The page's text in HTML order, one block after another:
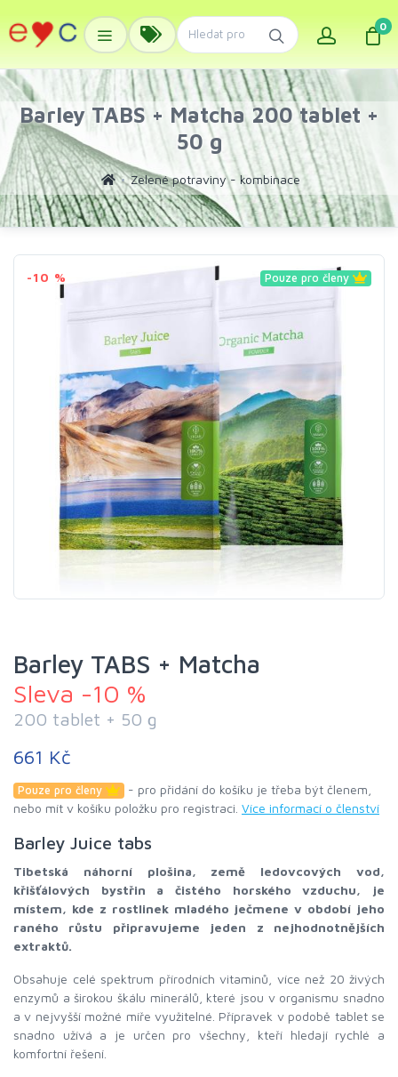
0
Barley TABS + Matcha 200 tablet +
50 g
Zelené potraviny - kombinace
-10 % Pouze pro členy
Barley TABS + Matcha
Sleva -10 %
200 tablet + 50 g
661 Kč
Pouze pro členy
- pro přidání do košíku je třeba být členem,
nebo mít v košíku položku pro registraci. Více informací o členství
Barley Juice tabs
Tibetská náhorní plošina, země ledovcových vod,
křišťálových bystřin a čistého horského vzduchu, je
místem, kde z rostlinek mladého ječmene v období jeho
raného růstu připravujeme jeden z nejhodnotnějších
extraktů.
Obsahuje celé spektrum přírodních vitaminů, více než 20 živých
enzymů a širokou škálu minerálů, které jsou v organismu snadno
a v nejvyšší možné míře využitelné. Přípravek v podobě tablet se
snadno užívá a je určen pro všechny, kteří hledají rychlé a
komfortní řešení.